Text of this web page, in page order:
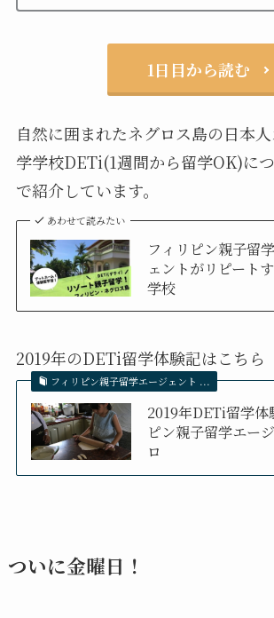
1日目から読む
自然に囲まれたネグロス島の日本
学学校DETi(1週間から留学OK)に
で紹介しています。
あわせて読みたい
フィリピン親子留
ェントがリピート
学校
2019年のDETi留学体験記はこちら
フィリピン親子留学エージェント ...
2019年DETi留学体
ピン親子留学エー
ロ
ついに金曜日！